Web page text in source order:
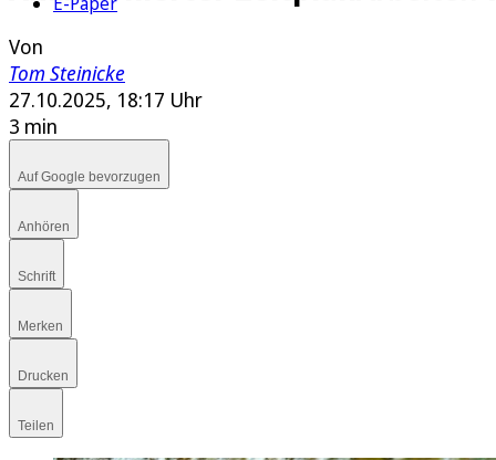
Von
Tom Steinicke
27.10.2025, 18:17 Uhr
3 min
Auf Google bevorzugen
Anhören
Schrift
Merken
Drucken
Teilen